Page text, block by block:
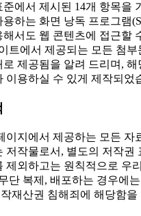
에서 제시된 14개 항목을
하는 화면 낭독 프로그램
해서도 웹 콘텐츠에 접근할
트에서 제공되는 모든 첨부
로 제공됨을 알려 드리며,
이용하실 수 있게 제작되었
이지에서 제공하는 모든 자
저작물로서, 별도의 저작권
제외하고는 원칙적으로 우
단 복제, 배포하는 경우에
재산권 침해죄에 해당함을